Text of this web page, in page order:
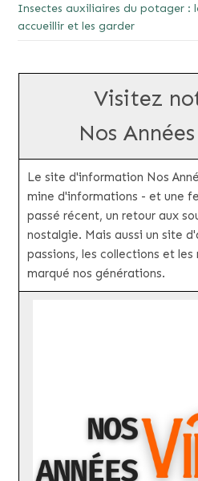
Insectes auxiliaires du potager :
accueillir et les garder
Visitez
Nos
Le site d'information Nos
mine d'informations - et une
passé récent, un retour aux
nostalgie. Mais aussi un site
passions, les collections et
marqué nos générations.